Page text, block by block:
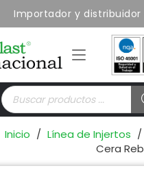
Importador y distribuidor
Búsqueda
de
productos
Inicio / Línea de Injertos /
Cera